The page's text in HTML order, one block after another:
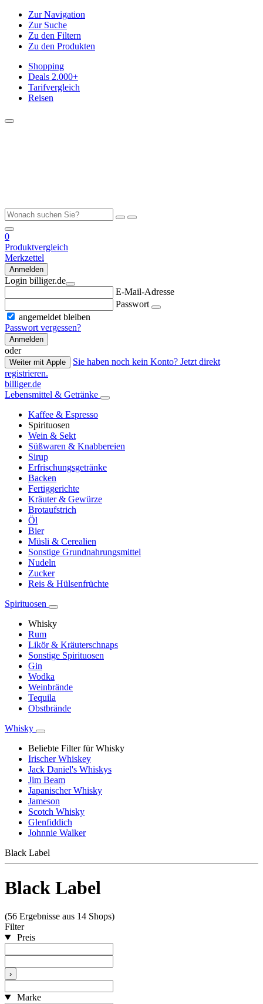
Zur Navigation
Zur Suche
Zu den Filtern
Zu den Produkten
Shopping
Deals 2.000+
Tarifvergleich
Reisen
0
Produktvergleich
Merkzettel
Anmelden
Login billiger.de
E-Mail-Adresse
Passwort
angemeldet bleiben
Passwort vergessen?
Anmelden
oder
Weiter mit Apple
Sie haben noch kein Konto? Jetzt direkt
registrieren.
billiger.de
Lebensmittel & Getränke
Kaffee & Espresso
Spirituosen
Wein & Sekt
Süßwaren & Knabbereien
Sirup
Erfrischungsgetränke
Backen
Fertiggerichte
Kräuter & Gewürze
Brotaufstrich
Öl
Bier
Müsli & Cerealien
Sonstige Grundnahrungsmittel
Nudeln
Zucker
Reis & Hülsenfrüchte
Spirituosen
Whisky
Rum
Likör & Kräuterschnaps
Sonstige Spirituosen
Gin
Wodka
Weinbrände
Tequila
Obstbrände
Whisky
Beliebte Filter für Whisky
Irischer Whiskey
Jack Daniel's Whiskys
Jim Beam
Japanischer Whisky
Jameson
Scotch Whisky
Glenfiddich
Johnnie Walker
Black Label
Black Label
(56 Ergebnisse aus 14 Shops)
Filter
Preis
›
Marke